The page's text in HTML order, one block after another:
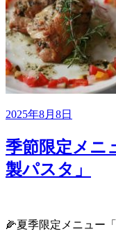
投
日:
2025年8月8日
季節限定メニ
製パスタ」
🌽夏季限定メニュー